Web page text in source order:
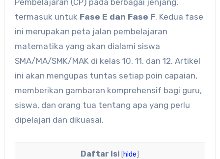
termasuk untuk Fase E dan Fase F. Kedua fase
ini merupakan peta jalan pembelajaran
matematika yang akan dialami siswa
SMA/MA/SMK/MAK di kelas 10, 11, dan 12. Artikel
ini akan mengupas tuntas setiap poin capaian,
memberikan gambaran komprehensif bagi guru,
siswa, dan orang tua tentang apa yang perlu
dipelajari dan dikuasai.
Daftar Isi [hide]